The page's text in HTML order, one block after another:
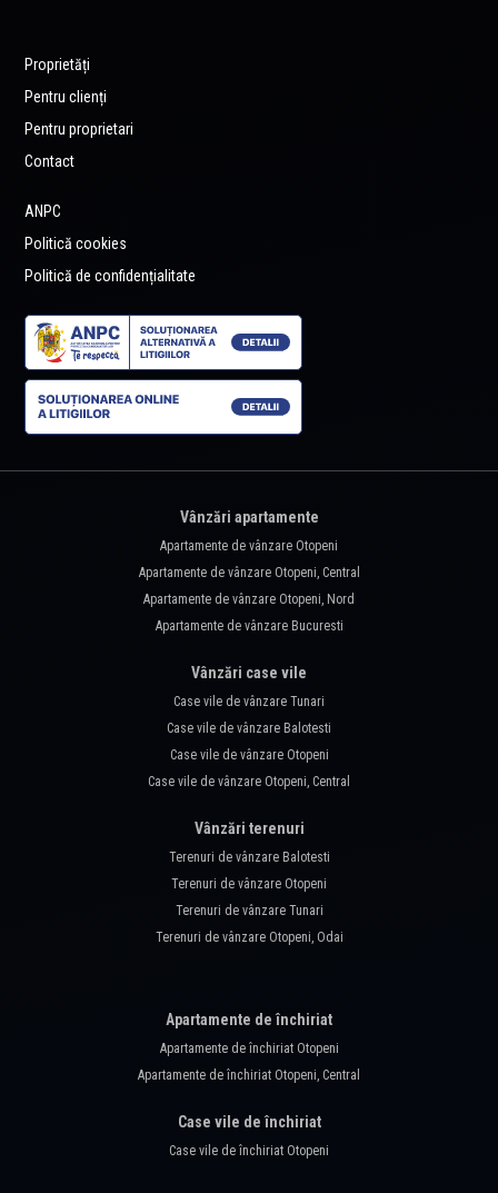
Proprietăți
Pentru clienți
Pentru proprietari
Contact
ANPC
Politică cookies
Politică de confidențialitate
Vânzări apartamente
Apartamente de vânzare Otopeni
Apartamente de vânzare Otopeni, Central
Apartamente de vânzare Otopeni, Nord
Apartamente de vânzare Bucuresti
Vânzări case vile
Case vile de vânzare Tunari
Case vile de vânzare Balotesti
Case vile de vânzare Otopeni
Case vile de vânzare Otopeni, Central
Vânzări terenuri
Terenuri de vânzare Balotesti
Terenuri de vânzare Otopeni
Terenuri de vânzare Tunari
Terenuri de vânzare Otopeni, Odai
Apartamente de închiriat
Apartamente de închiriat Otopeni
Apartamente de închiriat Otopeni, Central
Case vile de închiriat
Case vile de închiriat Otopeni